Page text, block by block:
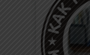
adzaabannaar,
afiyata fii...